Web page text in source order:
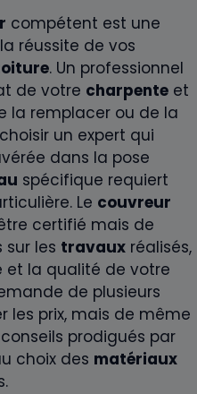
compétent est une
réussite de vos
. Un professionnel
de votre charpente et
la remplacer ou de la
un expert qui
dans la pose
spécifique requiert
Le couvreur
certifié mais de
les travaux réalisés,
et la qualité de votre
de plusieurs
les prix, mais de même
prodigués par
choix des matériaux